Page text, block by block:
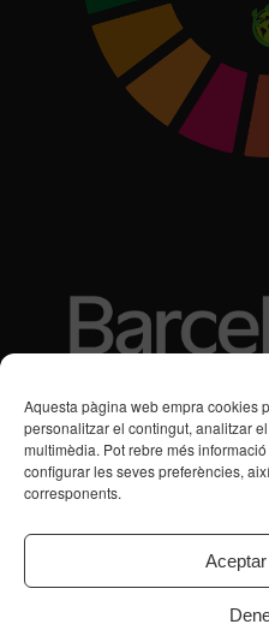
Aquesta pàgina web empra cookies
personalitzar el contingut, analitzar
multimèdia. Pot rebre més
configurar les seves preferències,
corresponents.
Subvencions des de 2016
Programa de Vacances/Suport
Transtorns de Salut Mental